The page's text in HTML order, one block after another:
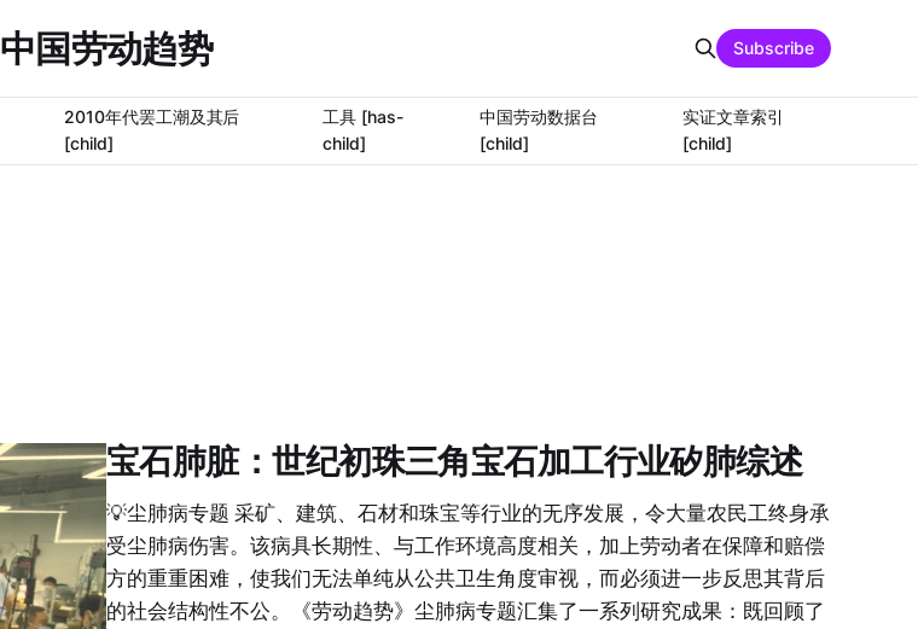
中国劳动趋势
2010年代罢工潮及其后
[child]
工具 [has-
child]
中国劳动数据台
[child]
实证文章索引
[child]
Subscribe
宝石肺脏：世纪初珠三角宝石加工行业矽肺综述
💡尘肺病专题 采矿、建筑、石材和珠宝等行业的无序发展，令大量农民工终身承
受尘肺病伤害。该病具长期性、与工作环境高度相关，加上劳动者在保障和赔偿
方的重重困难，使我们无法单纯从公共卫生角度审视，而必须进一步反思其背后
的社会结构性不公。《劳动趋势》尘肺病专题汇集了一系列研究成果：既回顾了